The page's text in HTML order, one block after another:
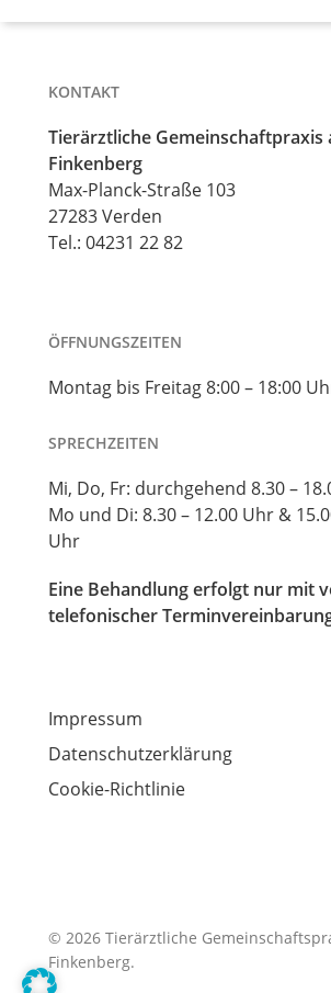
KONTAKT
Tierärztliche Gemeinschaftpraxis
Finkenberg
Max-Planck-Straße 103
27283 Verden
Tel.:04231 22 82
ÖFFNUNGSZEITEN
Montag bis Freitag 8:00 – 18:00
SPRECHZEITEN
Mi, Do, Fr: durchgehend 8.30 –
Mo und Di: 8.30 – 12.00 Uhr &
Uhr
Eine Behandlung erfolgt nur mit
telefonischer
Impressum
Datenschutzerklärung
Cookie-Richtlinie
© 2026 Tierärztliche
Finkenberg.